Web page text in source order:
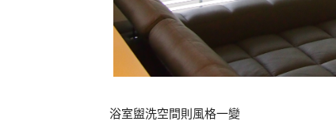
浴室盥洗空間則風格一變